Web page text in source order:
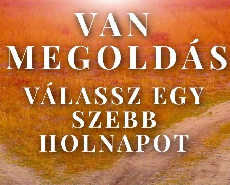
VAN
VÁLASSZ EGY
SZEBB
HOLNAPOT